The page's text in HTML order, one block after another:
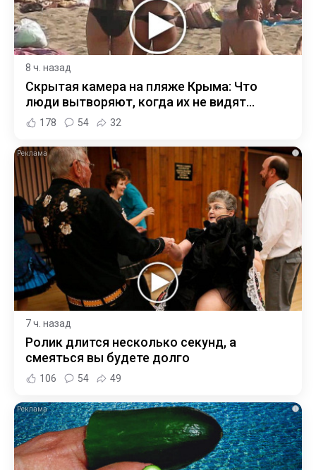
8 ч. назад
Скрытая камера на пляже Крыма: Что
люди вытворяют, когда их не видят...
178 54 32
i
7 ч. назад
Ролик длится несколько секунд, а
смеяться вы будете долго
106 54 49
i